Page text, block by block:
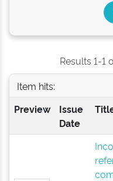
Results 1-1
Item hits:
Preview
Issue
Date